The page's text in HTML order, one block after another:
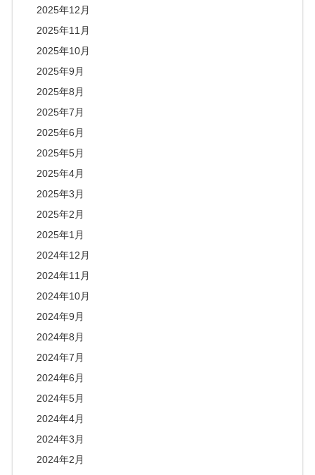
2025年12月
2025年11月
2025年10月
2025年9月
2025年8月
2025年7月
2025年6月
2025年5月
2025年4月
2025年3月
2025年2月
2025年1月
2024年12月
2024年11月
2024年10月
2024年9月
2024年8月
2024年7月
2024年6月
2024年5月
2024年4月
2024年3月
2024年2月